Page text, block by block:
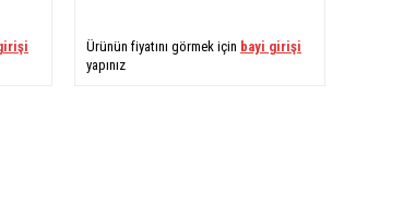
Ürünün fiyatını görmek için bayi girişi
yapınız